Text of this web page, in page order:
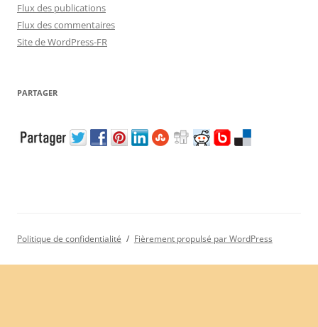
Flux des publications
Flux des commentaires
Site de WordPress-FR
PARTAGER
Politique de confidentialité Fièrement propulsé par WordPress